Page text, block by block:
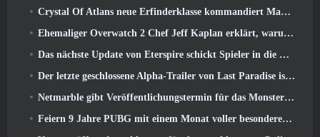
Crystal Of Atlans neue Erfinderklasse kommandiert Magitech-Mechs im Kampf
Ehemaliger Overwatch 2 Chef Jeff Kaplan erklärt, warum er Blizzard zugelassen hat
Das nächste Update von Eterspire schickt Spieler in die Zwergenminen
Der letzte geschlossene Alpha-Trailer von Last Paradise ist ein kleines, aber erschreckendes Kunstwerk
Netmarble gibt Veröffentlichungstermin für das Monsterzähmungs-Action-Rollenspiel Mongil bekannt: Sternentauchen
Feiern 9 Jahre PUBG mit einem Monat voller besonderer Aktivitäten